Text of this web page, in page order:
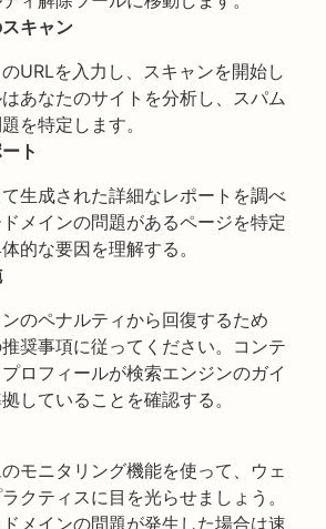
キャン
URLを入力し、スキャンを開始し
あなたのサイトを分析し、スパム
を特定します。
ト
生成された詳細なレポートを調べ
メインの問題があるページを特定
的な要因を理解する。
のペナルティから回復するため
奨事項に従ってください。コンテ
ロフィールが検索エンジンのガイ
していることを確認する。
モニタリング機能を使って、ウェ
クティスに目を光らせましょう。
メインの問題が発生した場合は速